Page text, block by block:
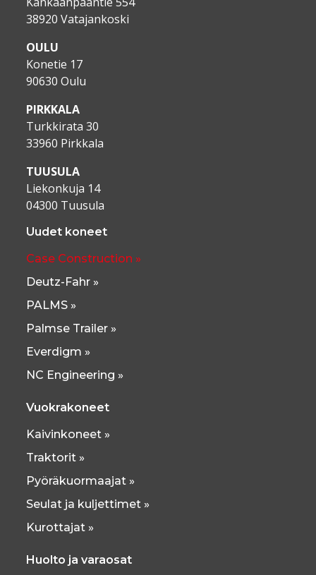
38920 Vatajankoski
OULU
Konetie 17
90630 Oulu
PIRKKALA
Turkkirata 30
33960 Pirkkala
TUUSULA
Liekonkuja 14
04300 Tuusula
Uudet koneet
Case Construction »
Deutz-Fahr »
PALMS »
Palmse Trailer »
Everdigm »
NC Engineering »
Vuokrakoneet
Kaivinkoneet »
Traktorit »
Pyöräkuormaajat »
Seulat ja kuljettimet »
Kurottajat »
Huolto ja varaosat